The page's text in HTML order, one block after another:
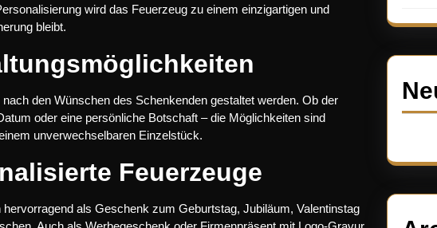
wird das Feuerzeug zu einem einzigartigen und
bleibt.
den Wünschen des Schenkenden gestaltet werden. Ob der
oder eine persönliche Botschaft – die Möglichkeiten sind
unverwechselbaren Einzelstück.
Feuerzeuge
als Geschenk zum Geburtstag, Jubiläum, Valentinstag